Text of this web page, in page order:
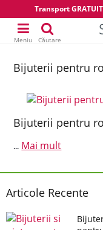
Transport
Meniu Căutare
Bijuterii pentru
Bijuterii pentru
... Mai mult
Articole Recente